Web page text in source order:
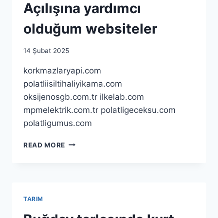
KUNDUZ
Açılışına yardımcı
olduğum websiteler
By
14 Şubat 2025
korkmazlaryapi.com
polatliisiltihaliyikama.com
oksijenosgb.com.tr ilkelab.com
mpmelektrik.com.tr polatligeceksu.com
polatligumus.com
READ MORE AÇILIŞINA
TARIM